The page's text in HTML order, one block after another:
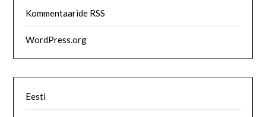
Kommentaaride RSS
WordPress.org
Eesti